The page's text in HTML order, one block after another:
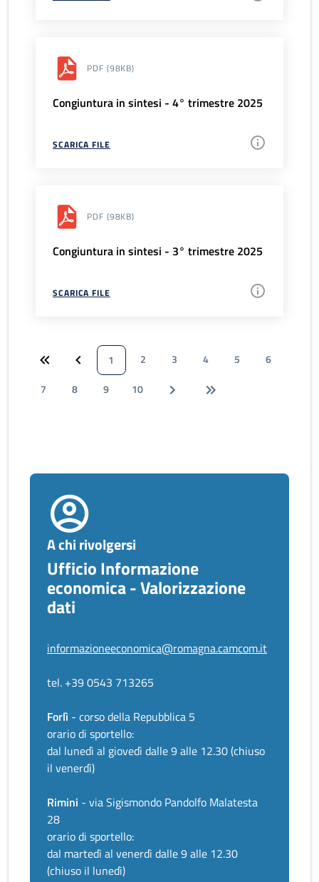
PDF (98KB)
Congiuntura in sintesi - 4° trimestre 2025
SCARICA FILE
PDF (98KB)
Congiuntura in sintesi - 3° trimestre 2025
SCARICA FILE
1 2 3 4 5
6
7
8 9 10
A chi rivolgersi
Ufficio Informazione
economica - Valorizzazione
dati
informazioneeconomica@romagna.camcom.it
tel. +39 0543 713265
Forlì - corso della Repubblica 5
orario di sportello:
dal lunedì al giovedì dalle 9 alle 12.30 (chiuso
il venerdì)
Rimini - via Sigismondo Pandolfo Malatesta
28
orario di sportello:
dal martedì al venerdì dalle 9 alle 12.30
(chiuso il lunedì)